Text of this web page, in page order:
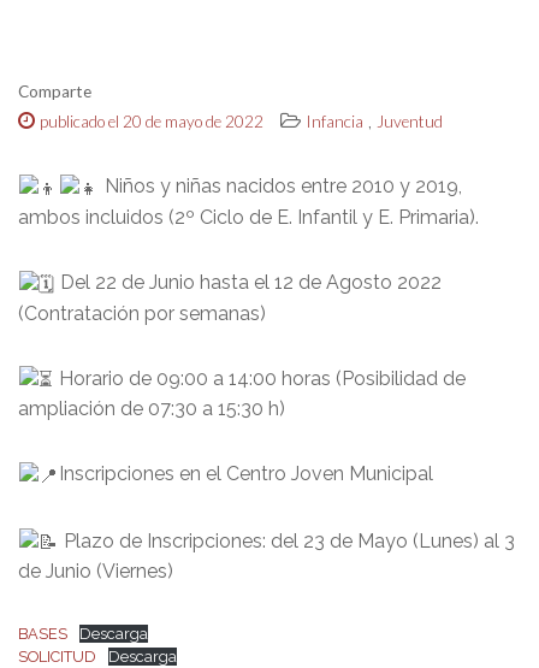
Comparte
publicado el 20 de mayo de 2022
Infancia , Juventud
Niños y niñas nacidos entre 2010 y 2019,
ambos incluidos (2º Ciclo de E. Infantil y E. Primaria).
Del 22 de Junio hasta el 12 de Agosto 2022
(Contratación por semanas)
Horario de 09:00 a 14:00 horas (Posibilidad de
ampliación de 07:30 a 15:30 h)
Inscripciones en el Centro Joven Municipal
Plazo de Inscripciones: del 23 de Mayo (Lunes) al 3
de Junio (Viernes)
BASES
Descarga
SOLICITUD
Descarga